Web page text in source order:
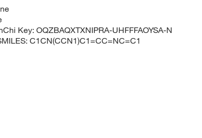
Key:OQZBAQXTXNIPRA-UHFFFAOYSA-N
C1CN(CCN1)C1=CC=NC=C1